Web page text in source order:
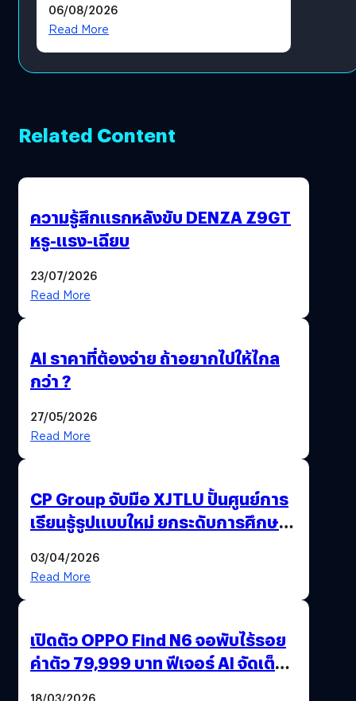
รหัสผ่านหลุด ไม่ใช่แฮกเกอร์
06/08/2026
Read More
Related Content
ความรู้สึกแรกหลังขับ DENZA Z9GT
หรู-แรง-เฉียบ
23/07/2026
Read More
AI ราคาที่ต้องจ่าย ถ้าอยากไปให้ไกล
กว่า ?
27/05/2026
Read More
CP Group จับมือ XJTLU ปั้นศูนย์การ
เรียนรู้รูปแบบใหม่ ยกระดับการศึกษา
03/04/2026
Read More
เปิดตัว OPPO Find N6 จอพับไร้รอย
ค่าตัว 79,999 บาท ฟีเจอร์ AI จัดเต็ม
18/03/2026